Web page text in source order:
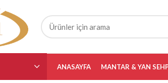
ANASAYFA MANTAR & YAN